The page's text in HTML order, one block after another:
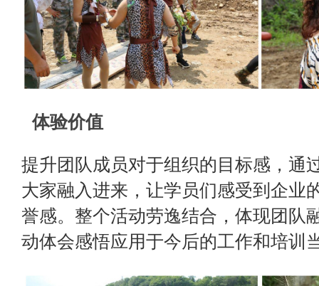
体验价值
提升团队成员对于组织的目标感，通
大家融入进来，让学员们感受到企业
誉感。整个活动劳逸结合，体现团队
动体会感悟应用于今后的工作和培训